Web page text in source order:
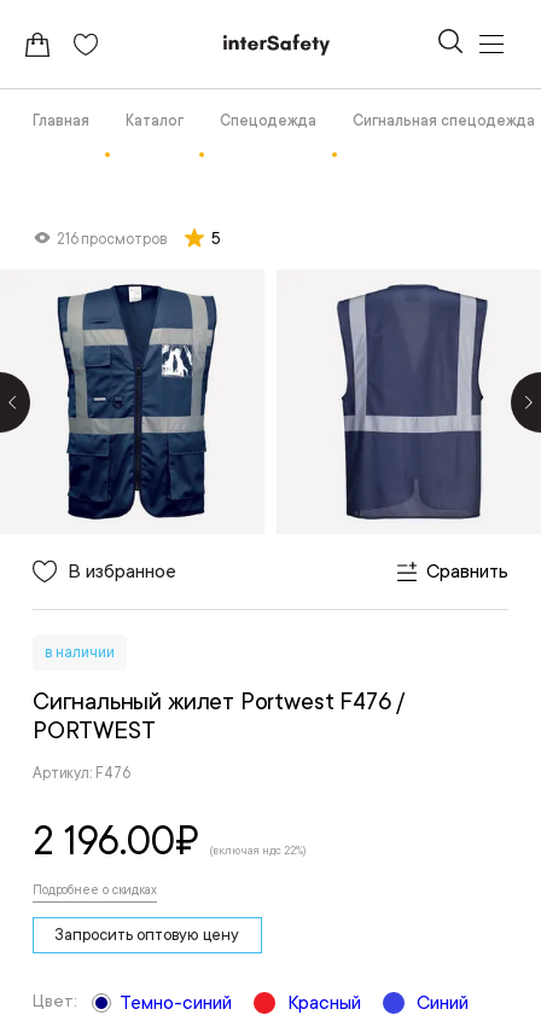
Главная Каталог Спецодежда Сигнальная спецодежда
216 просмотров 5
В избранное Сравнить
в наличии
Сигнальный жилет Portwest F476 /
PORTWEST
Артикул: F476
2 196.00₽ (включая ндс 22%)
Подробнее о скидках
Запросить оптовую цену
Цвет: Темно-синий Красный Синий